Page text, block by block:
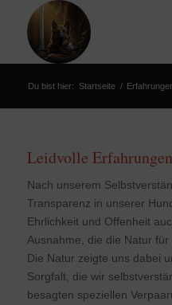
Du bist hier: Startseite /
Leidvolle Erfahrungen
Nach unserem
Transparenz in unserer
Ehrlichkeit und Offenheit
Ausnahme, die die Natur
Die Natur zeigte uns dabei
Sorgfalt, die wir
besagten speziellen